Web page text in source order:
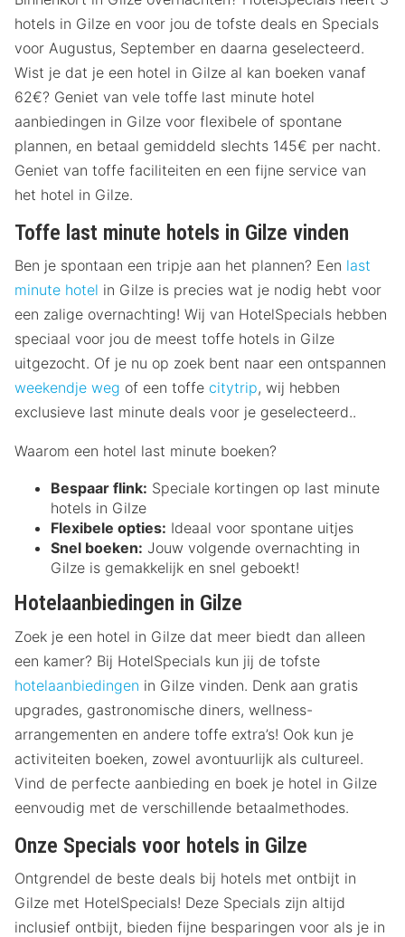
hotels in Gilze en voor jou de tofste deals en Specials
voor Augustus, September en daarna geselecteerd.
Wist je dat je een hotel in Gilze al kan boeken vanaf
62€? Geniet van vele toffe last minute hotel
aanbiedingen in Gilze voor flexibele of spontane
plannen, en betaal gemiddeld slechts 145€ per nacht.
Geniet van toffe faciliteiten en een fijne service van
het hotel in Gilze.
Toffe last minute hotels in Gilze vinden
Ben je spontaan een tripje aan het plannen? Een last
minute hotel in Gilze is precies wat je nodig hebt voor
een zalige overnachting! Wij van HotelSpecials hebben
speciaal voor jou de meest toffe hotels in Gilze
uitgezocht. Of je nu op zoek bent naar een ontspannen
weekendje weg of een toffe citytrip, wij hebben
exclusieve last minute deals voor je geselecteerd..
Waarom een hotel last minute boeken?
Bespaar flink: Speciale kortingen op last minute
hotels in Gilze
Flexibele opties: Ideaal voor spontane uitjes
Snel boeken: Jouw volgende overnachting in
Gilze is gemakkelijk en snel geboekt!
Hotelaanbiedingen in Gilze
Zoek je een hotel in Gilze dat meer biedt dan alleen
een kamer? Bij HotelSpecials kun jij de tofste
hotelaanbiedingen in Gilze vinden. Denk aan gratis
upgrades, gastronomische diners, wellness-
arrangementen en andere toffe extra’s! Ook kun je
activiteiten boeken, zowel avontuurlijk als cultureel.
Vind de perfecte aanbieding en boek je hotel in Gilze
eenvoudig met de verschillende betaalmethodes.
Onze Specials voor hotels in Gilze
Ontgrendel de beste deals bij hotels met ontbijt in
Gilze met HotelSpecials! Deze Specials zijn altijd
inclusief ontbijt, bieden fijne besparingen voor als je in